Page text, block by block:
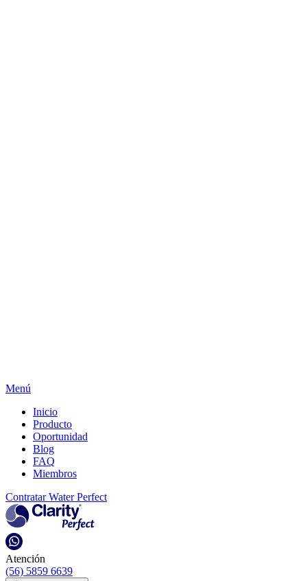
Menú
Inicio
Producto
Oportunidad
Blog
FAQ
Miembros
Contratar Water Perfect
Atención
(56) 5859 6639